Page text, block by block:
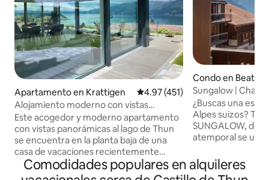
Apartamento en Krattigen Calificación promedio: 4.97 de
4.97 (451)
Alojamiento moderno con vistas
panorámicas al lago de Thun
Este acogedor y moderno apartamento
con vistas panorámicas al lago de Thun
se encuentra en la planta baja de una
casa de vacaciones recientemente
renovada. Se encuentra en una zona
tranquila del pueblo y es el punto de
Condo en
Sungalow |
vintage-chic
¿Buscas una
Alpes suizos? Te
SUNGALOW,
atemporal se une
disfruta de una
totalmente
Comodidades populares en alquileres